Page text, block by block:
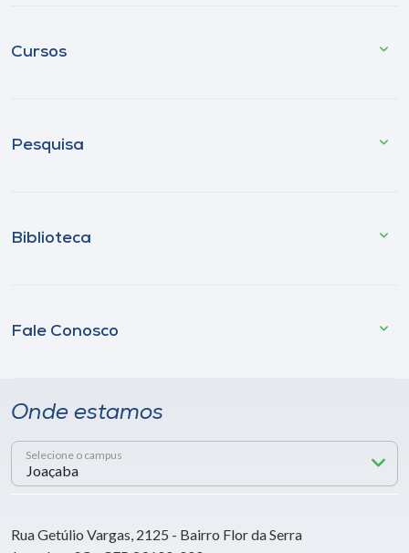
Cursos
Pesquisa
Biblioteca
Fale Conosco
Onde estamos
Selecione o campus
Rua Getúlio Vargas, 2125 - Bairro Flor da Serra